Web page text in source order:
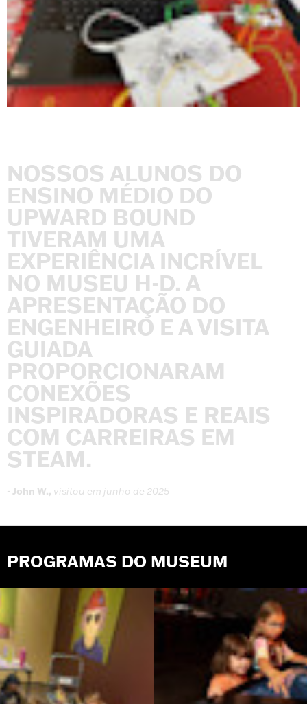
NOSSOS ALUNOS DO
ENSINO MÉDIO DO
UPWARD BOUND
TIVERAM UMA
EXPERIÊNCIA INCRÍVEL
NO MUSEU H-D. A
APRESENTAÇÃO DO
ENGENHEIRO E AVISITA
GUIADA
PROPORCIONARAM
CONEXÕES
INSPIRADORAS E REAIS
COM CARREIRAS EM
STEAM.
- John W., visitou em junho de 2025
PROGRAMAS DO MUSEUM